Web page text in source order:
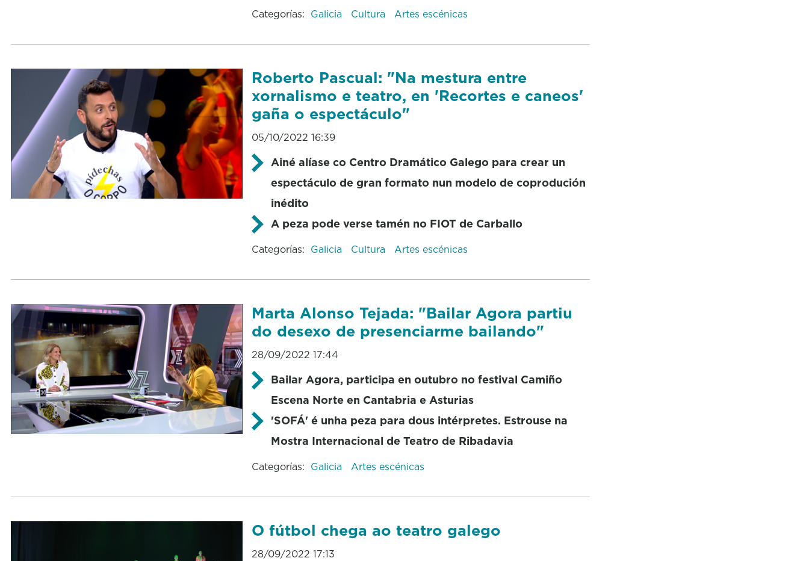
Categorías: Galicia Cultura Artes escénicas
Roberto Pascual: "Na mestura entre
xornalismo e teatro, en 'Recortes e caneos'
gaña o espectáculo"
05/10/2022 16:39
Ainé alíase co Centro Dramático Galego para crear un
espectáculo de gran formato nun modelo de coprodución
inédito
A peza pode verse tamén no FIOT de Carballo
Categorías: Galicia Cultura Artes escénicas
Marta Alonso Tejada: "Bailar Agora partiu
do desexo de presenciarme bailando"
28/09/2022 17:44
Bailar Agora, participa en outubro no festival Camiño
Escena Norte en Cantabria e Asturias
'SOFÁ' é unha peza para dous intérpretes. Estrouse na
Mostra Internacional de Teatro de Ribadavia
Categorías: Galicia Artes escénicas
O fútbol chega ao teatro galego
28/09/2022 17:13